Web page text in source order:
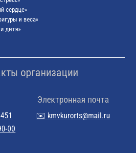
сердце»
и веса»
дитя»
организации
00
Электронная почта
✉️ kmvkurorts@mail.ru